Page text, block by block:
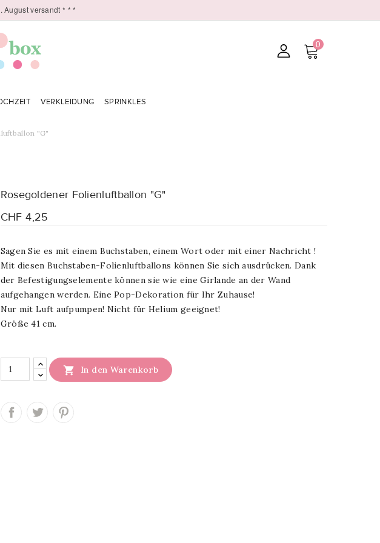
August versandt * * *
0
VERKLEIDUNG SPRINKLES
"G"
Rosegoldener Folienluftballon "G"
CHF 4,25
Sagen Sie es mit einem Buchstaben, einem Wort oder mit einer Nachricht !
Mit diesen Buchstaben-Folienluftballons können Sie sich ausdrücken. Dank
der Befestigungselemente können sie wie eine Girlande an der Wand
aufgehangen werden. Eine Pop-Dekoration für Ihr Zuhause!
Nur mit Luft aufpumpen! Nicht für Helium geeignet!
Größe 41 cm.
 In den Warenkorb